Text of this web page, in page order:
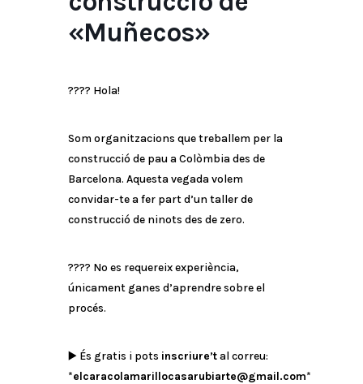
«Muñecos»
????️ Hola!
Som organitzacions que treballem per la
construcció de pau a Colòmbia des de
Barcelona. Aquesta vegada volem
convidar-te a fer part d’un taller de
construcció de ninots des de zero.
???? No es requereix experiència,
únicament ganes d’aprendre sobre el
procés.
▶️ És gratis i pots inscriure’tal correu:
*elcaracolamarillocasarubiarte@gmail.com*